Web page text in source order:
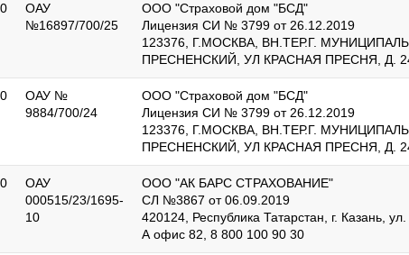
ОАУ
№16897/700/25
ООО "Страховой дом "БСД"
Лицензия СИ № 3799 от 26.12.2019
123376, Г.МОСКВА, ВН.ТЕР.Г.
ПРЕСНЕНСКИЙ, УЛ КРАСНАЯ ПРЕСНЯ, Д.
ОАУ №
9884/700/24
ООО "Страховой дом "БСД"
Лицензия СИ № 3799 от 26.12.2019
123376, Г.МОСКВА, ВН.ТЕР.Г.
ПРЕСНЕНСКИЙ, УЛ КРАСНАЯ ПРЕСНЯ, Д.
ОАУ
000515/23/1695-
10
ООО "АК БАРС СТРАХОВАНИЕ"
СЛ №3867 от 06.09.2019
420124, Республика Татарстан, г. Казань,
А офис 82, 8 800 100 90 30